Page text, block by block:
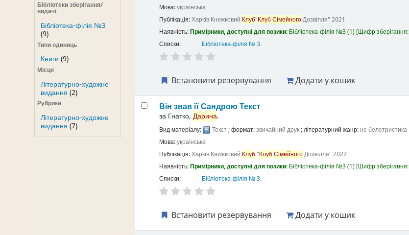
Бібліотеки зберігання/
видачі
Бібліотека-філія №3
(9)
Типи одиниць
Книги (9)
Місця
Літературно-художне
видання (2)
Рубрики
Літературно-художне
видання (7)
Мова:українська
Публікація:Харків Книжковий Клуб"КлубСімейногоДозвілля" 2021
Наявність:Примірники, доступні для позики: Бібліотека-філія №3(1) Шифр зберігання:
Списки:
Бібліотека-філія № 3.
Встановити резервування Додати у кошик
Він звав її Сандрою Текст
за Гнатко, Дарина.
Вид матеріалу: Текст; формат:звичайний друк; літературний жанр:не белетристика
Мова:українська
Публікація:Харків Книжковий Клуб"КлубСімейногоДозвілля" 2022
Наявність:Примірники, доступні для позики: Бібліотека-філія №3(1) Шифр зберігання:
Списки:
Бібліотека-філія № 3.
Встановити резервування Додати у кошик